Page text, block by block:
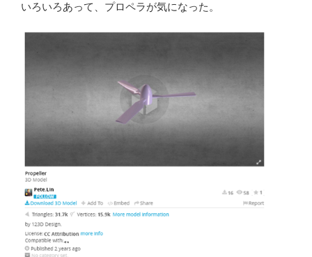
いろいろあって、プロペラが気になった。